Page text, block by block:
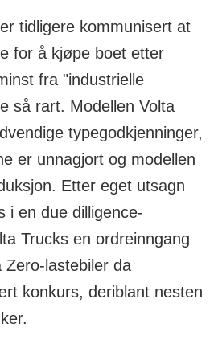
tidligere kommunisert at
for å kjøpe boet etter
fra "industrielle
så rart. Modellen Volta
typegodkjenninger,
er unnagjort og modellen
Etter eget utsagn
i en due dilligence-
Trucks en ordreinngang
Zero-lastebiler da
konkurs, deriblant nesten